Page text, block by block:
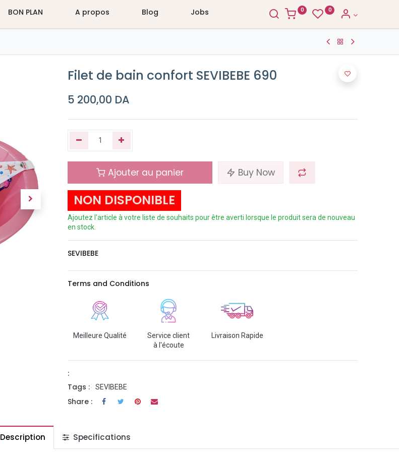
BON PLAN A propos Blog Jobs 0 0
Filet de bain confort SEVIBEBE 690
5 200,00 DA
Ajouter au panier Buy Now
NON DISPONIBLE
Ajoutez l'article à votre liste de souhaits pour être averti lorsque le produit sera de nouveau
en stock.
SEVIBEBE
Terms and Conditions
Meilleure Qualité
Service client
à l'écoute
Livraison Rapide
:
Tags :
SEVIBEBE
Share :
Description Specifications